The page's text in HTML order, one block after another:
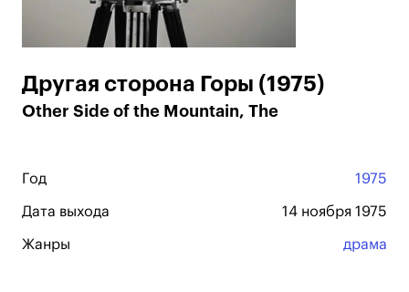
Другая сторона Горы (1975)
Other Side of the Mountain, The
Год 1975
Дата выхода 14 ноября 1975
Жанры драма